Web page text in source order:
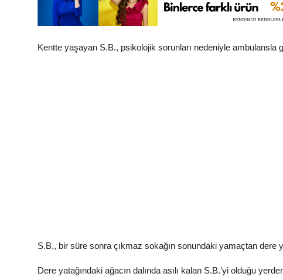
Kentte yaşayan S.B., psikolojik sorunları nedeniyle
S.B., bir süre sonra çıkmaz sokağın sonundaki yamaçtan dere
Dere yatağındaki ağacın dalında asılı kalan S.B.’yi olduğu